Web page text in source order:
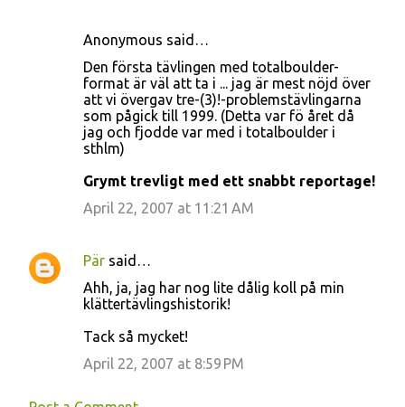
Anonymous said…
Den första tävlingen med totalboulder-
format är väl att ta i ... jag är mest nöjd över
att vi övergav tre-(3)!-problemstävlingarna
som pågick till 1999. (Detta var fö året då
jag och fjodde var med i totalboulder i
sthlm)
Grymt trevligt med ett snabbt reportage!
April 22, 2007 at 11:21 AM
Pär said…
Ahh, ja, jag har nog lite dålig koll på min
klättertävlingshistorik!
Tack så mycket!
April 22, 2007 at 8:59 PM